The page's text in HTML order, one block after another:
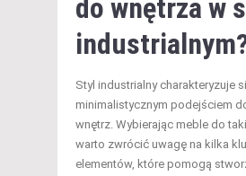
do wnętrza w
Styl industrialny charakteryzuje
minimalistycznym podejściem
wnętrz. Wybierając meble do
warto zwrócić uwagę na kilka
elementów, które pomogą